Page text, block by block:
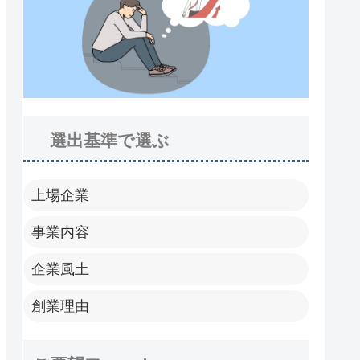
選出基準で選ぶ
上場企業
事業内容
企業風土
創業理由